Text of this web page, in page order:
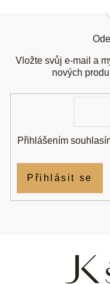
Vložte svůj e-mail a
nových
Přihlášením
Přihlásit se